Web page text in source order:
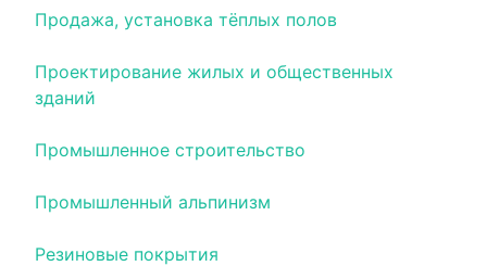
Продажа, установка тёплых полов
Проектирование жилых и общественных
зданий
Промышленное строительство
Промышленный альпинизм
Резиновые покрытия